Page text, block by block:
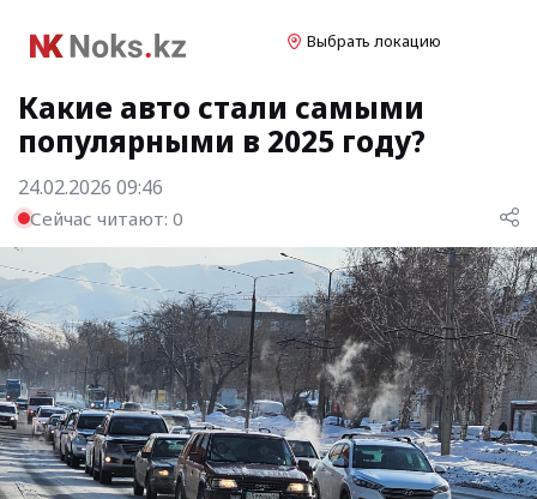
Выбрать локацию
Какие авто стали самыми
популярными в 2025 году?
24.02.2026 09:46
Сейчас читают: 0